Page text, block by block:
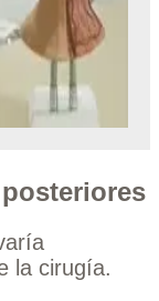
la cirugía.